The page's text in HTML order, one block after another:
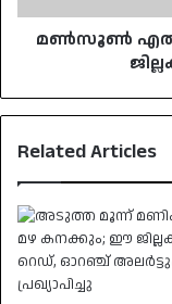
അലർട്ട്
മൺസൂൺ
Related Articles